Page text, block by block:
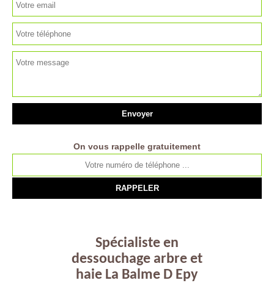
On vous rappelle gratuitement
Spécialiste en
dessouchage arbre et
haie La Balme D Epy